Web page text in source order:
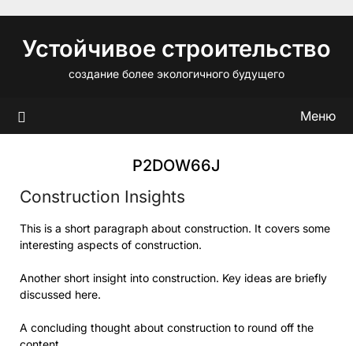
содержимому
Устойчивое строительство
создание более экологичного будущего
Меню
P2DOW66J
Construction Insights
This is a short paragraph about construction. It covers some
interesting aspects of construction.
Another short insight into construction. Key ideas are briefly
discussed here.
A concluding thought about construction to round off the